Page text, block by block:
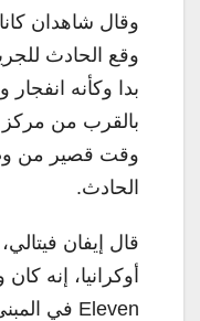
وقال شاهدان
وقع الحادث
بدا وكأنه
بالقرب من مركز
وقت قصير من
الحادث.
قال إيفان